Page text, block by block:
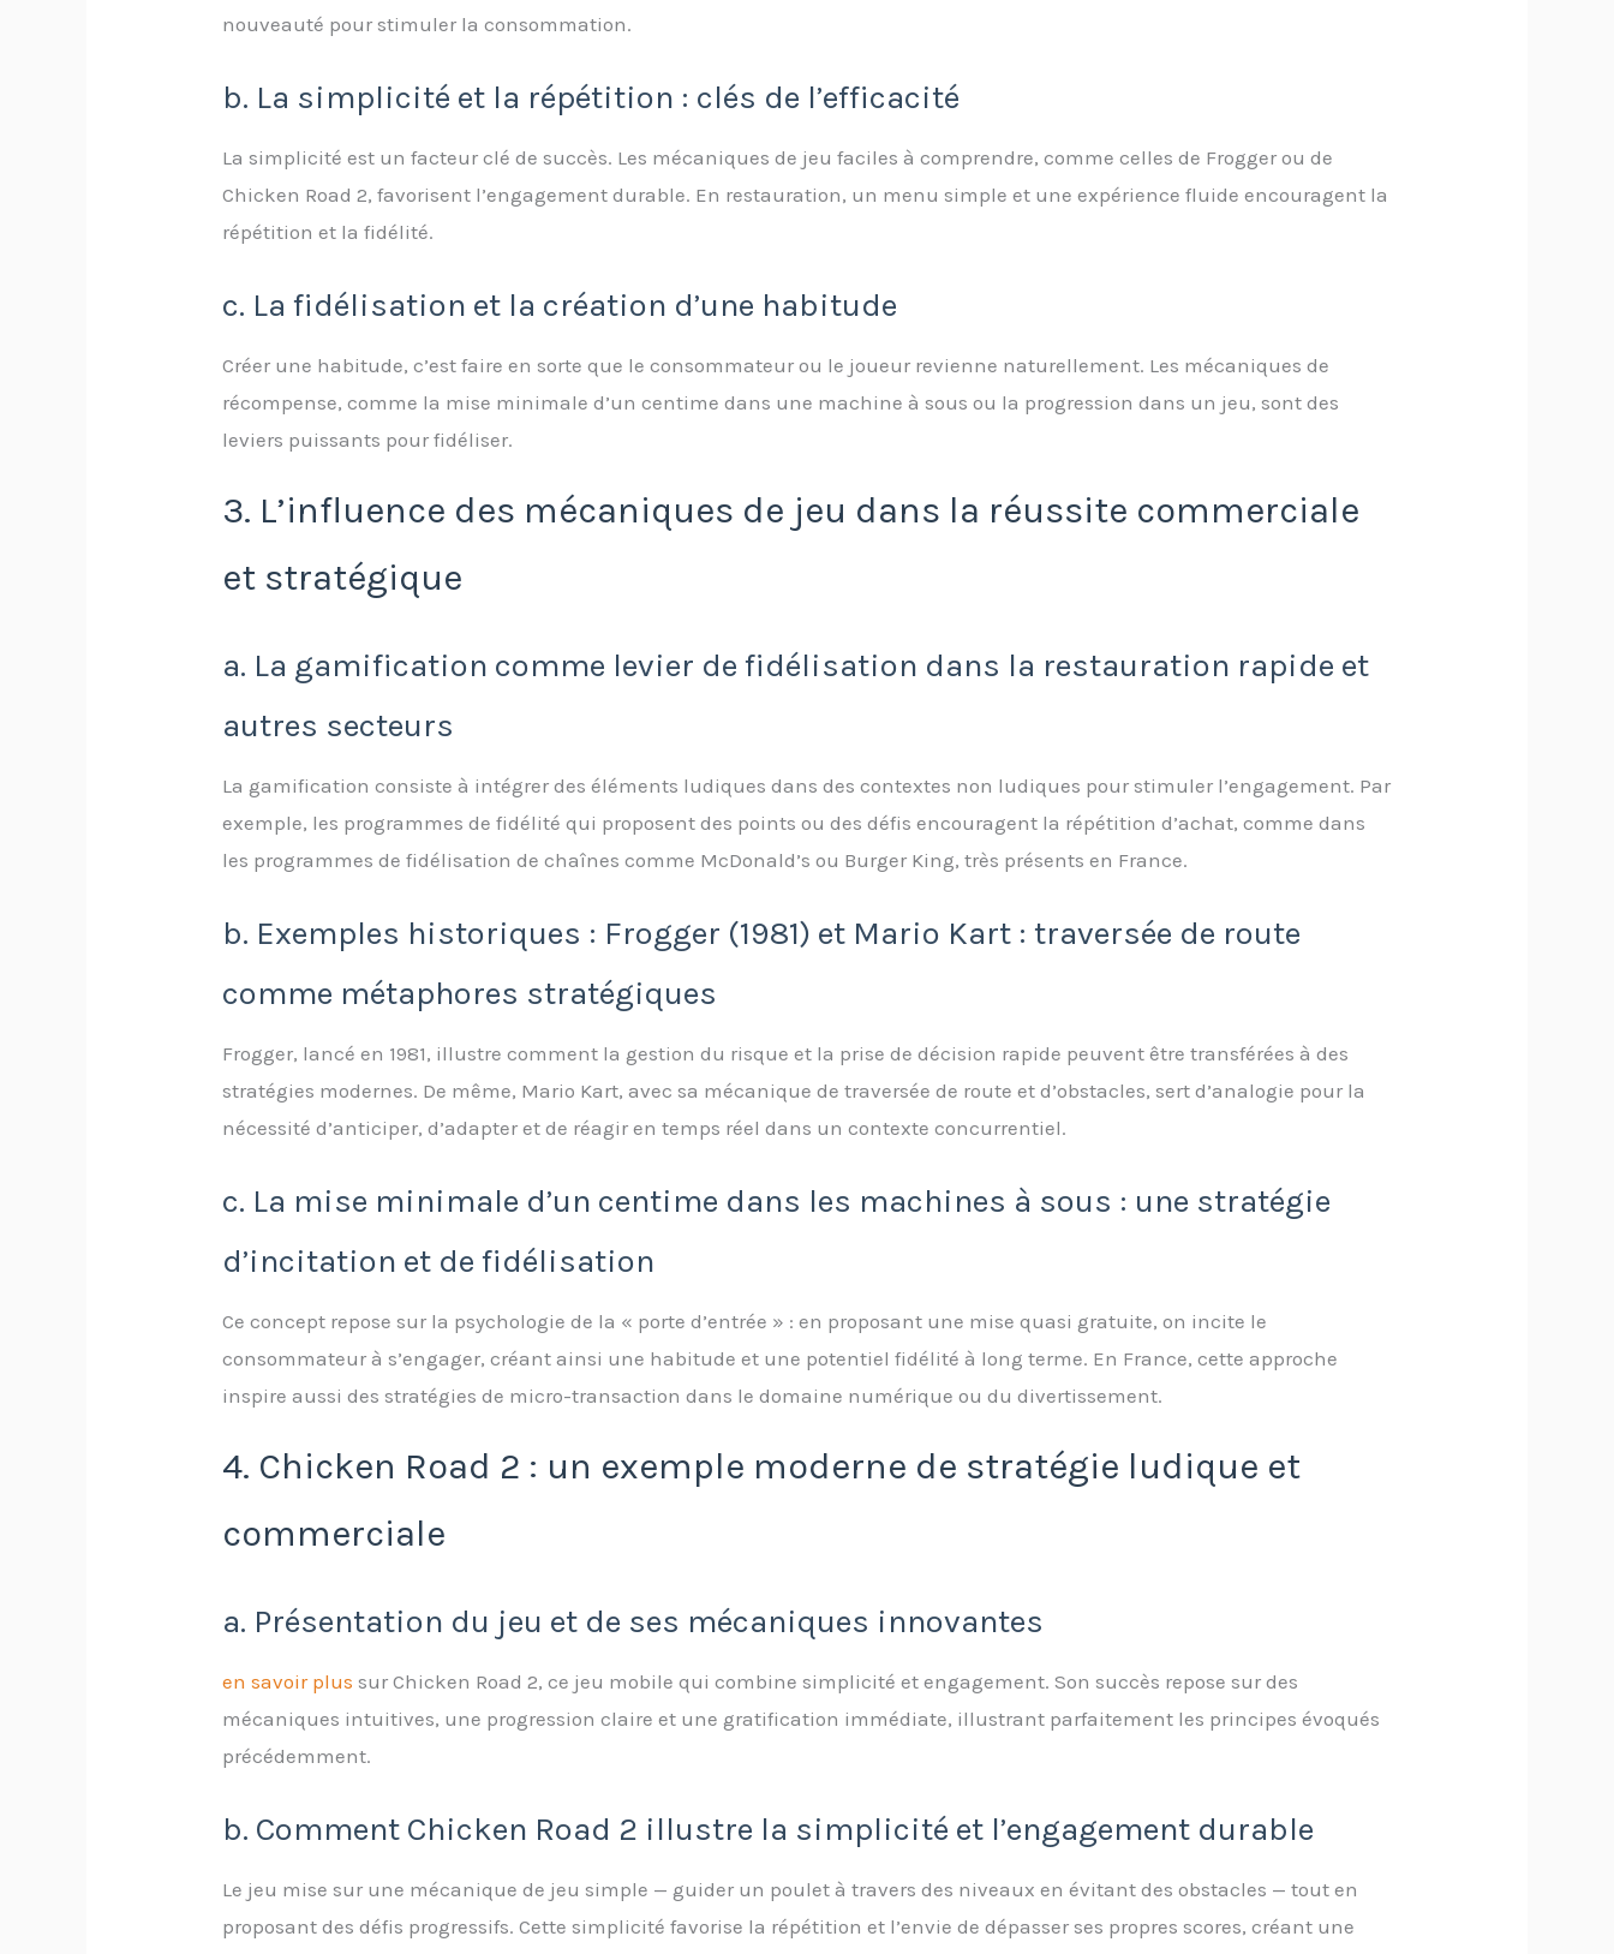
nouveauté pour stimuler la consommation.
b. La simplicité et la répétition : clés de l’efficacité
La simplicité est un facteur clé de succès. Les mécaniques de jeu faciles à comprendre, comme celles de Frogger ou de
Chicken Road 2, favorisent l’engagement durable. En restauration, un menu simple et une expérience fluide encouragent la
répétition et la fidélité.
c. La fidélisation et la création d’une habitude
Créer une habitude, c’est faire en sorte que le consommateur ou le joueur revienne naturellement. Les mécaniques de
récompense, comme la mise minimale d’un centime dans une machine à sous ou la progression dans un jeu, sont des
leviers puissants pour fidéliser.
3. L’influence des mécaniques de jeu dans la réussite commerciale
et stratégique
a. La gamification comme levier de fidélisation dans la restauration rapide et
autres secteurs
La gamification consiste à intégrer des éléments ludiques dans des contextes non ludiques pour stimuler l’engagement. Par
exemple, les programmes de fidélité qui proposent des points ou des défis encouragent la répétition d’achat, comme dans
les programmes de fidélisation de chaînes comme McDonald’s ou Burger King, très présents en France.
b. Exemples historiques : Frogger (1981) et Mario Kart : traversée de route
comme métaphores stratégiques
Frogger, lancé en 1981, illustre comment la gestion du risque et la prise de décision rapide peuvent être transférées à des
stratégies modernes. De même, Mario Kart, avec sa mécanique de traversée de route et d’obstacles, sert d’analogie pour la
nécessité d’anticiper, d’adapter et de réagir en temps réel dans un contexte concurrentiel.
c. La mise minimale d’un centime dans les machines à sous : une stratégie
d’incitation et de fidélisation
Ce concept repose sur la psychologie de la « porte d’entrée » : en proposant une mise quasi gratuite, on incite le
consommateur à s’engager, créant ainsi une habitude et une potentiel fidélité à long terme. En France, cette approche
inspire aussi des stratégies de micro-transaction dans le domaine numérique ou du divertissement.
4. Chicken Road 2 : un exemple moderne de stratégie ludique et
commerciale
a. Présentation du jeu et de ses mécaniques innovantes
en savoir plus sur Chicken Road 2, ce jeu mobile qui combine simplicité et engagement. Son succès repose sur des
mécaniques intuitives, une progression claire et une gratification immédiate, illustrant parfaitement les principes évoqués
précédemment.
b. Comment Chicken Road 2 illustre la simplicité et l’engagement durable
Le jeu mise sur une mécanique de jeu simple — guider un poulet à travers des niveaux en évitant des obstacles — tout en
proposant des défis progressifs. Cette simplicité favorise la répétition et l’envie de dépasser ses propres scores, créant une